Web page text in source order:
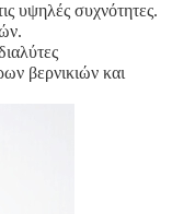
υψηλές συχνότητες.
βερνικιών και